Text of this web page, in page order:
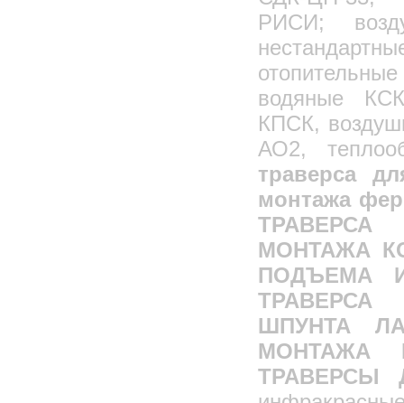
РИСИ;
водяные
КПСК,
АО2,
траверса
монтажа
МОНТАЖА
ПОДЪЕМА
ШПУНТА
МОНТАЖА